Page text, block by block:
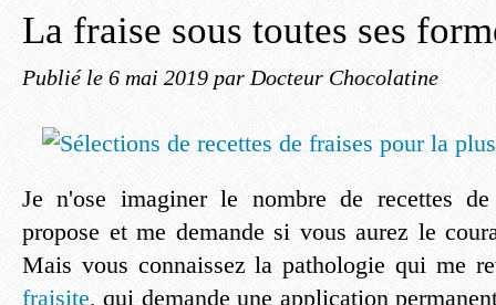
La fraise sous toutes ses
Publié le 6 mai 2019 par Docteur Chocolatine
Je n'ose imaginer le nombre de recettes
propose et me demande si vous aurez le
Mais vous connaissez la pathologie qui me
fraisite, qui demande une application